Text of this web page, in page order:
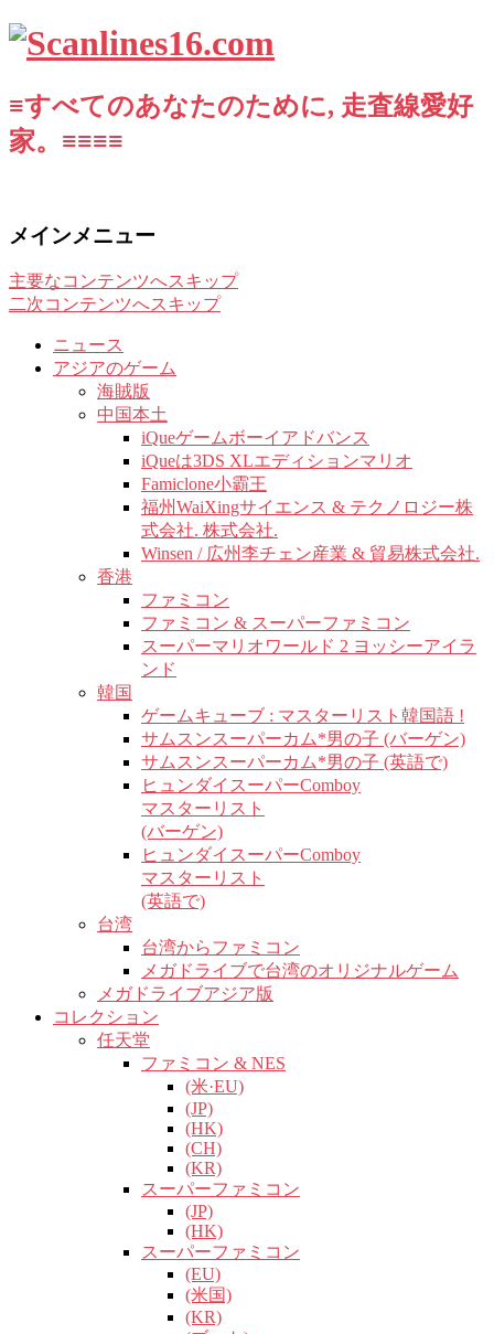
≡すべてのあなたのために, 走査線愛好
家。≡≡≡≡
メインメニュー
主要なコンテンツへスキップ
二次コンテンツへスキップ
ニュース
アジアのゲーム
海賊版
中国本土
iQueゲームボーイアドバンス
iQueは3DS XLエディションマリオ
Famiclone小霸王
福州WaiXingサイエンス & テクノロジー株
式会社. 株式会社.
Winsen / 広州李チェン産業 & 貿易株式会社.
香港
ファミコン
ファミコン & スーパーファミコン
スーパーマリオワールド 2 ヨッシーアイラ
ンド
韓国
ゲームキューブ : マスターリスト韓国語 !
サムスンスーパーカム*男の子 (バーゲン)
サムスンスーパーカム*男の子 (英語で)
ヒュンダイスーパーComboy
マスターリスト
(バーゲン)
ヒュンダイスーパーComboy
マスターリスト
(英語で)
台湾
台湾からファミコン
メガドライブで台湾のオリジナルゲーム
メガドライブアジア版
コレクション
任天堂
ファミコン & NES
(米·EU)
(JP)
(HK)
(CH)
(KR)
スーパーファミコン
(JP)
(HK)
スーパーファミコン
(EU)
(米国)
(KR)